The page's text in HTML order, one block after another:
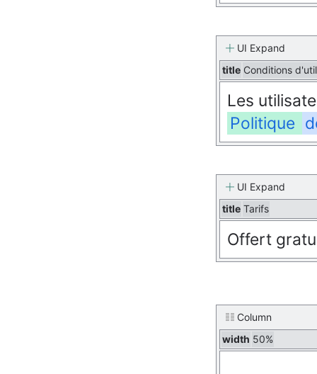
UI Expand
title Conditions
Les
Politique
UI Expand
title Tarifs
Offert
Column
width 50%